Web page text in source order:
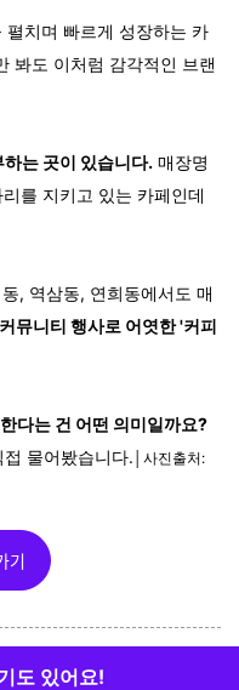
펼치며 빠르게 성장하는 카
봐도 이처럼 감각적인 브랜
는 곳이 있습니다. 매장명
를 지키고 있는 카페인데
, 역삼동, 연희동에서도 매
뮤니티 행사로 어엿한 '커피
다는 건 어떤 의미일까요?
물어봤습니다. │사진출처:
기
도 있어요!